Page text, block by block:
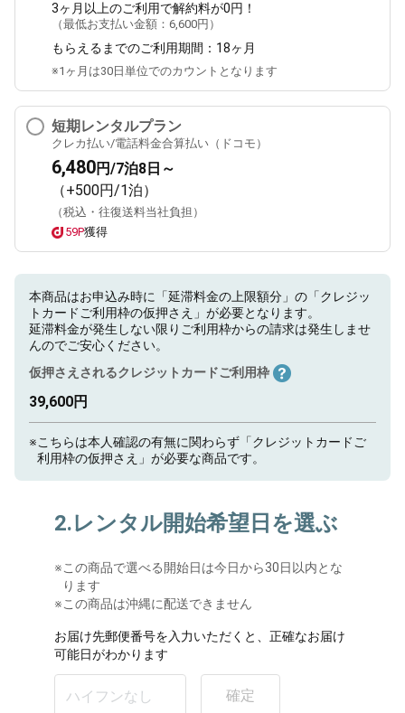
3ヶ月 以上のご利用で解約料が0円！
（最低お支払い金額： 6,600円 ）
もらえるまでのご利用期間： 18ヶ月
※1ヶ月は30日単位でのカウントとなります
短期レンタルプラン
クレカ払い/電話料金合算払い（ドコモ）
6,480円/7泊8日～
（+500円/1泊）
（税込・往復送料当社負担）
59P獲得
本商品はお申込み時に「延滞料金の上限額分」の「クレジッ
トカードご利用枠の仮押さえ」が必要となります。
延滞料金が発生しない限りご利用枠からの請求は発生しませ
んのでご安心ください。
仮押さえされるクレジットカードご利用枠
39,600円
※こちらは本人確認の有無に関わらず「クレジットカードご
利用枠の仮押さえ」が必要な商品です。
2.レンタル開始希望日を選ぶ
※この商品で選べる開始日は今日から30日以内とな
ります
※この商品は沖縄に配送できません
お届け先郵便番号を入力いただくと、正確なお届け
可能日がわかります
確定